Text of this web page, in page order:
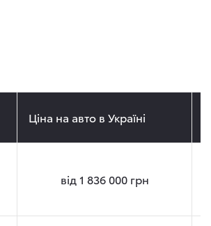
Ціна на авто в Україні
від 1 836 000грн